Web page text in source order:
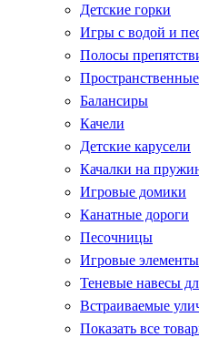
Детские горки
Игры с водой и
Полосы
Балансиры
Качели
Детские карусели
Качалки на
Игровые домики
Канатные дороги
Песочницы
Игровые элементы
Теневые навесы
Встраиваемые
Показать все